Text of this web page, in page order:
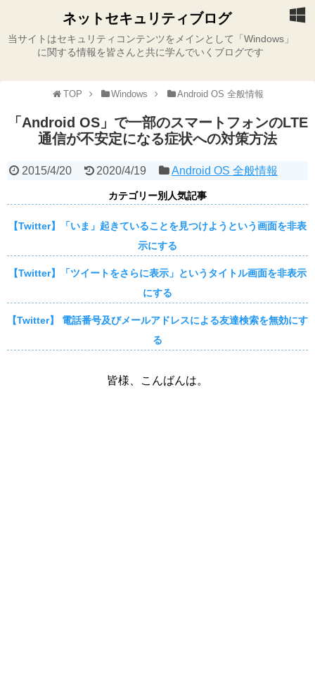
ネットセキュリティブログ
当サイトはセキュリティコンテンツをメインとして「Windows」
に関する情報を皆さんと共に学んでいくブログです
TOP Windows Android OS 全般情報
「Android OS」で一部のスマートフォンのLTE
通信が不安定になる症状への対策方法
2015/4/20 2020/4/19 Android OS 全般情報
カテゴリー別人気記事
【Twitter】「いま」起きていることを見つけようという画面を非表
示にする
【Twitter】「ツイートをさらに表示」というタイトル画面を非表示
にする
【Twitter】 電話番号及びメールアドレスによる友達検索を無効にす
る
皆様、こんばんは。